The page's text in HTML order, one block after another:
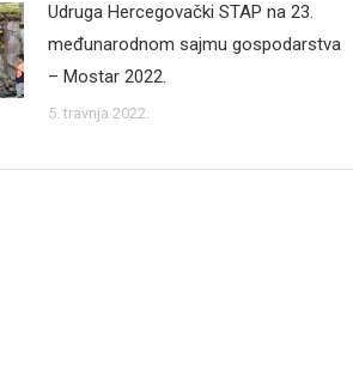
Udruga Hercegovački STAP na 23.
međunarodnom sajmu gospodarstva
– Mostar 2022.
5. travnja 2022.